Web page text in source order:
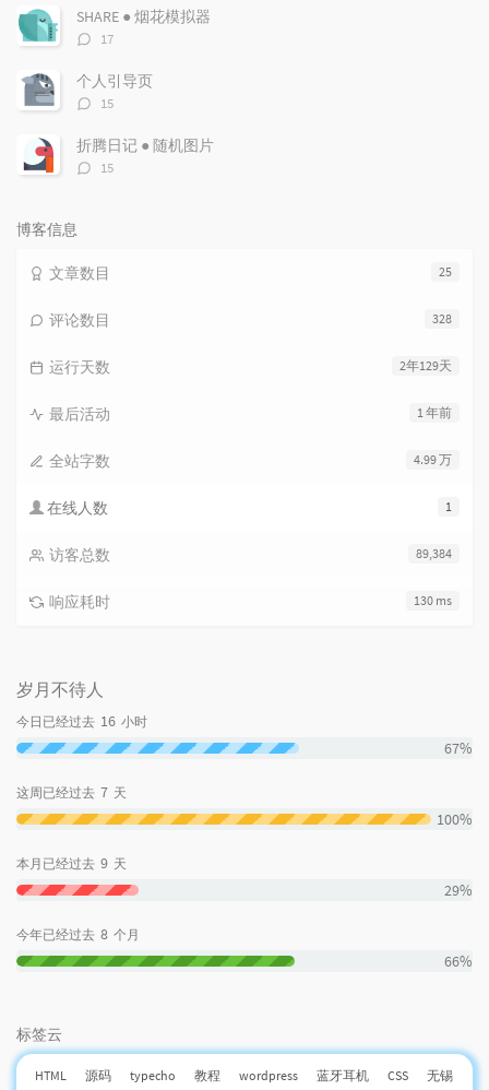
数：
SHARE ● 烟花模拟器
评
数：
17
个人引导页
评
数：
15
折腾日记 ● 随机图片
评
15
博客信息
25
文章数目
328
评论数目
2年129天
运行天数
1 年前
最后活动
4.99 万
全站字数
1
在线人数
89,384
访客总数
130 ms
响应耗时
岁月不待人
今日已经过去 16 小时
67%
这周已经过去 7 天
100%
本月已经过去 9 天
29%
今年已经过去 8 个月
66%
标签云
HTML 源码 typecho 教程 wordpress 蓝牙耳机 CSS 无锡